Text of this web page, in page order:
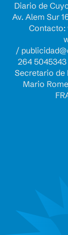
Diario de
Av. Alem Sur
Contacto:
/
264
Secretario de
Mario